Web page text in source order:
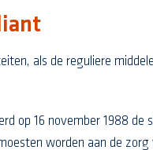
als de reguliere
op 16 november 1988 de
worden aan de